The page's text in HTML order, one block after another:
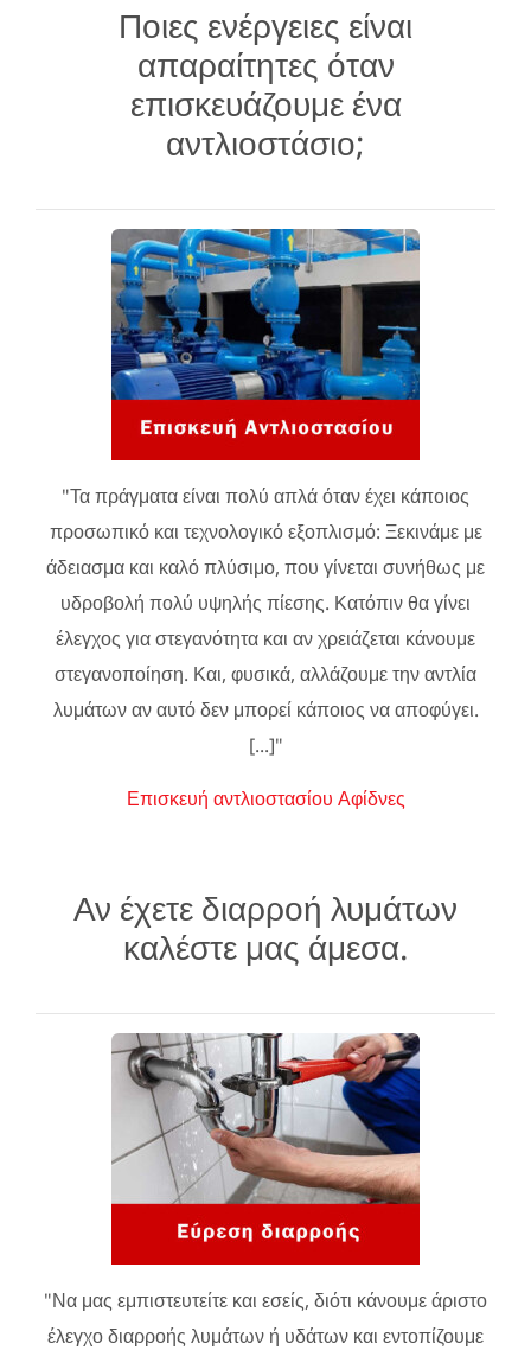
Ποιες ενέργειες είναι
απαραίτητες όταν
επισκευάζουμε ένα
αντλιοστάσιο;
"Τα πράγματα είναι πολύ απλά όταν έχει κάποιος
προσωπικό και τεχνολογικό εξοπλισμό: Ξεκινάμε με
άδειασμα και καλό πλύσιμο, που γίνεται συνήθως με
υδροβολή πολύ υψηλής πίεσης. Κατόπιν θα γίνει
έλεγχος για στεγανότητα και αν χρειάζεται κάνουμε
στεγανοποίηση. Και, φυσικά, αλλάζουμε την αντλία
λυμάτων αν αυτό δεν μπορεί κάποιος να αποφύγει.
[...]"
Επισκευή αντλιοστασίου Αφίδνες
Αν έχετε διαρροή λυμάτων
καλέστε μας άμεσα.
"Να μας εμπιστευτείτε και εσείς, διότι κάνουμε άριστο
έλεγχο διαρροής λυμάτων ή υδάτων και εντοπίζουμε